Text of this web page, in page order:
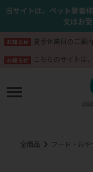
当サイトは、ペット業者
文はお
お知らせ 夏季休業日のご案内
お知らせ こちらのサイトは
全商品 フード・お